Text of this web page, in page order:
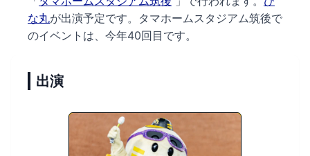
な丸が出演予定です。 タマホームスタジアム筑後で
のイベントは、今年40回目です。
出演